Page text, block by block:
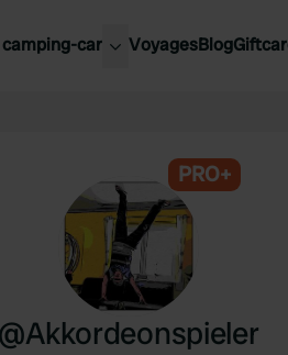
car VoyagesBlog
PRO+
@Akkordeonspieler